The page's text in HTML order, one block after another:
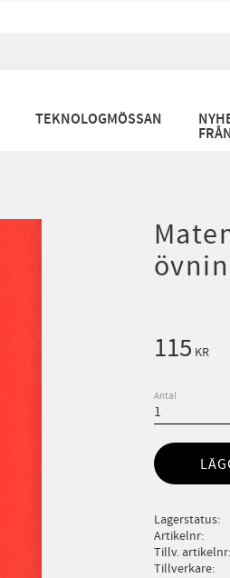
TEKNOLOGMÖSSAN
115 KR
Antal
Lagerstatus
Artikelnr
Tillv. artikelnr
Tillverkare